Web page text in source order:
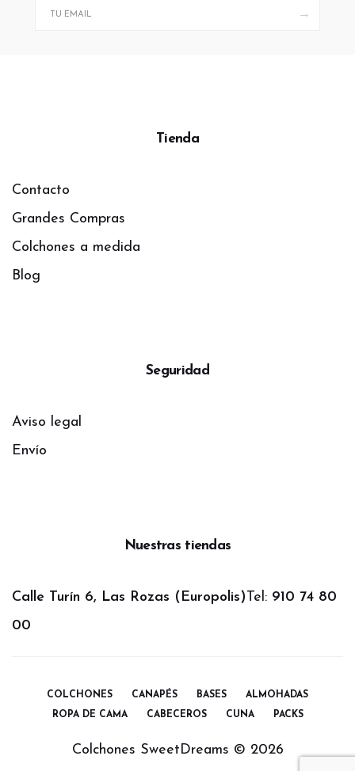
→
Tienda
Contacto
Grandes Compras
Colchones a medida
Blog
Seguridad
Aviso legal
Envío
Nuestras tiendas
Calle Turín 6, Las Rozas (Europolis)Tel: 910 74 80
00
COLCHONES CANAPÉS BASES ALMOHADAS
ROPA DE CAMA CABECEROS CUNA PACKS
Colchones SweetDreams © 2026